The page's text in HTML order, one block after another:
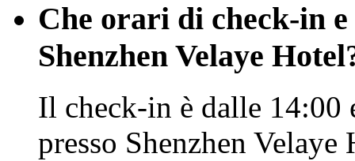
Che orari di check-in
Shenzhen Velaye
Il check-in è dalle
presso Shenzhen Velaye